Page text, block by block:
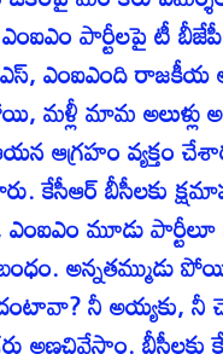
పార్టీలపై టీ
ఎంఐఎంది రాజకీయ
మళ్లీ మామ అలుళ్లు
ఆగ్రహం వ్యక్తం
కేసీఆర్ బీసీలకు
మూడు పార్టీలూ
అన్నతమ్ముడు
నీ అయ్యకు, నీ
బీసీలకు